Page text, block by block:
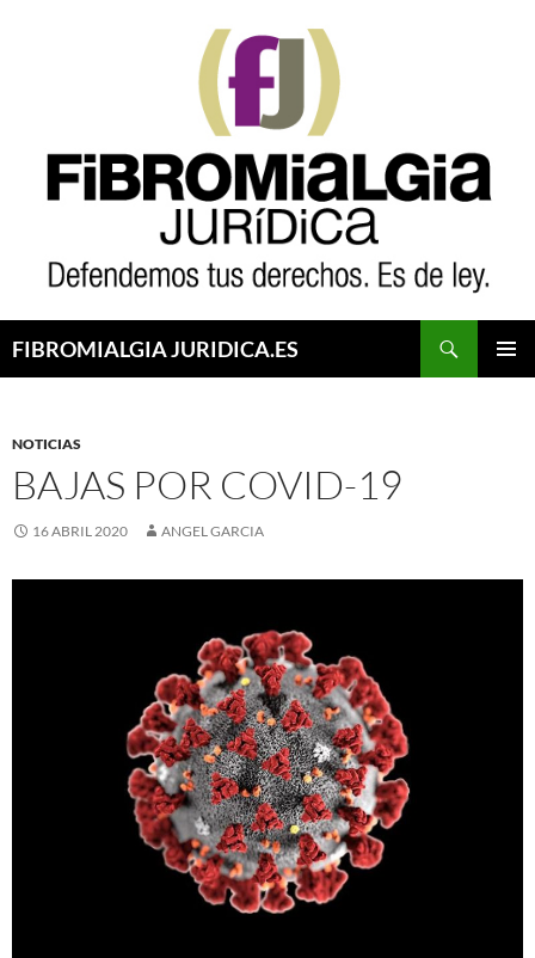
FIBROMIALGIA JURIDICA.ES
NOTICIAS
BAJAS POR COVID-19
16 ABRIL 2020 ANGEL GARCIA